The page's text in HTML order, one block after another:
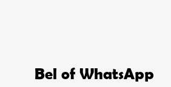
Bel of WhatsApp